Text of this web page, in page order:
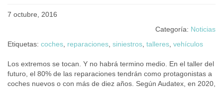
7 octubre, 2016
Categoría: Noticias
Etiquetas: coches reparaciones siniestros talleres vehículos
Los extremos se tocan. Y no habrá termino medio. En el taller del
futuro, el 80% de las reparaciones tendrán como protagonistas a
coches nuevos o con más de diez años. Según Audatex, en 2020,